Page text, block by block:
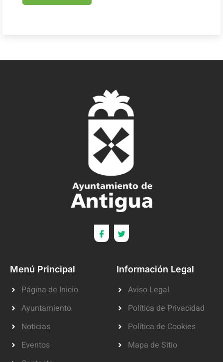
Menú Principal
Página de Inicio
Ayuntamiento
Noticias
Eventos
Información Legal
Aviso Legal
Política de Privacidad
Política de Cookies
Mapa de Sitio